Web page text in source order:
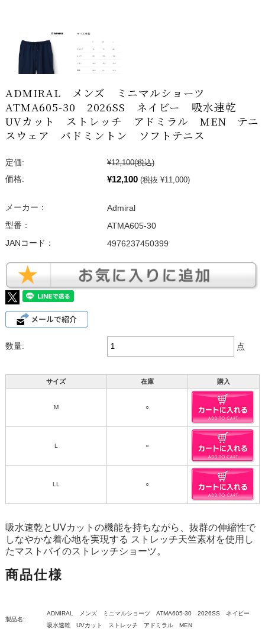
ADMIRAL メンズ ミニマルショーツ
ATMA605-30 2026SS ネイビー 吸水速乾
UVカット ストレッチ アドミラル MEN テニ
スウェア バドミントン ソフトテニス
定価: ¥12,100(税込)
価格:
¥12,100 (税抜 ¥11,000)
メーカー：
Admiral
型番：
ATMA605-30
JANコード：
4976237450399
数量: 点
サイズ 在庫 購入
M ○
L ○
LL ○
吸水速乾とUVカットの機能を持ちながら、抜群の伸縮性で
しなやかな着心地を実現する ストレッチ天竺素材を使用し
たマストバイのストレッチショーツ。
商品仕様
製品名:
ADMIRAL メンズ ミニマルショーツ ATMA605-30 2026SS ネイビー
吸水速乾 UVカット ストレッチ アドミラル MEN